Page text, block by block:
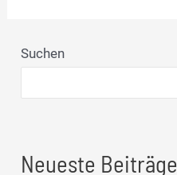
für
Suchen
Neueste Beiträge